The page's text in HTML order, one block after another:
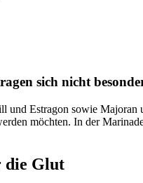
sich nicht
und Estragon sowie Majoran
möchten. In der
Glut